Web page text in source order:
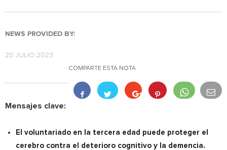
NEWS PROVIDED BY:
20 JULIO 2023
COMPARTE ESTA NOTA
Mensajes clave:
El voluntariado en la tercera edad puede proteger el
cerebro contra el deterioro cognitivo y la demencia.